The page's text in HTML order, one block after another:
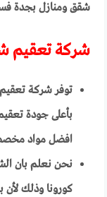
شقق ومنازل بجدة
شركة تعقيم
توفر شركة
بأعلى جودة
افضل مواد
نحن نعلم بان
كورونا وذلك لأن